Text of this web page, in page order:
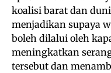
koalisi barat dan
menjadikan supaya
boleh dilalui oleh
meningkatkan
tersebut dan